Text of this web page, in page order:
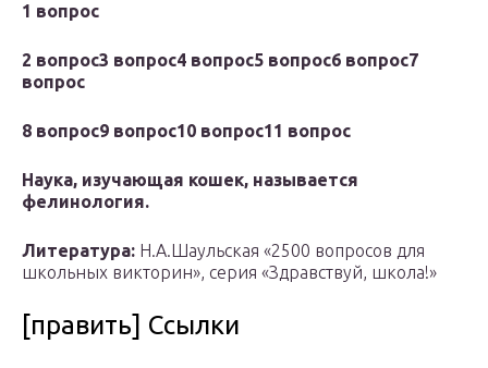
1 вопрос
2 вопрос3 вопрос4 вопрос5 вопрос6 вопрос7
вопрос
8 вопрос9 вопрос10 вопрос11 вопрос
Наука, изучающая кошек, называется
фелинология.
Литература: Н.А.Шаульская «2500 вопросов для
школьных викторин», серия «Здравствуй, школа!»
[править] Ссылки